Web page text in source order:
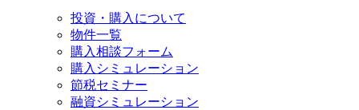
投資・購入について
物件一覧
購入相談フォーム
購入シミュレーション
節税セミナー
融資シミュレーション